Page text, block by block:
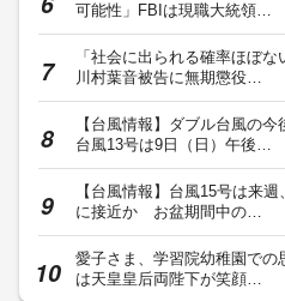
可能性」FBIは現職大統領…
「社会に出られる確率ほぼな
川村葉音被告に無期懲役…
【台風情報】ダブル台風の
台風13号は9日（日）午後…
【台風情報】台風15号は来
に接近か お盆期間中の…
愛子さま、学習院幼稚園で
は天皇皇后両陛下が笑顔…